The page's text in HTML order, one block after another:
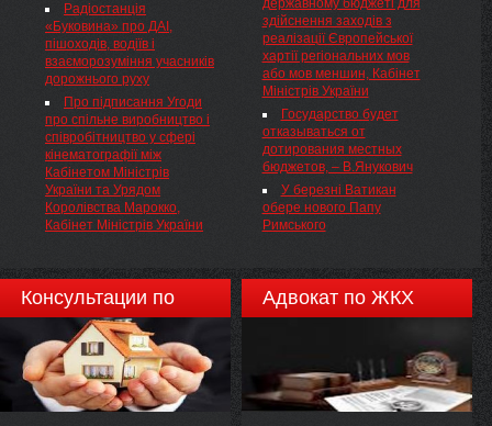
про самостійні структурні
підрозділи Міністерства
економічного розвитку і
торгівлі України та внесення
змін до наказу Міністерства
від 22.11.2011 № 240
Радіостанція
«Буковина» про ДАІ,
пішоходів, водіїв і
взаєморозуміння учасників
дорожнього руху
Про підписання Угоди
про спільне виробництво і
співробітництво у сфері
кінематографії між
Кабінетом Міністрів
України та Урядом
Королівства Марокко,
Кабінет Міністрів України
качестве залога за свое
освобождение полотно ...
державному бюджеті для
здійснення заходів з
реалізації Європейської
хартії регіональних мов
або мов меншин, Кабінет
Міністрів України
Государство будет
отказываться от
дотирования местных
бюджетов, – В.Янукович
У березні Ватикан
обере нового Папу
Римського
Консультации по
недвижимости
Адвокат по ЖКХ